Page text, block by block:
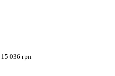
15 036 грн